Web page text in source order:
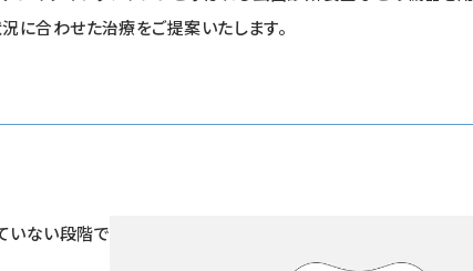
に合わせた治療をご提案いたします。
いない段階で